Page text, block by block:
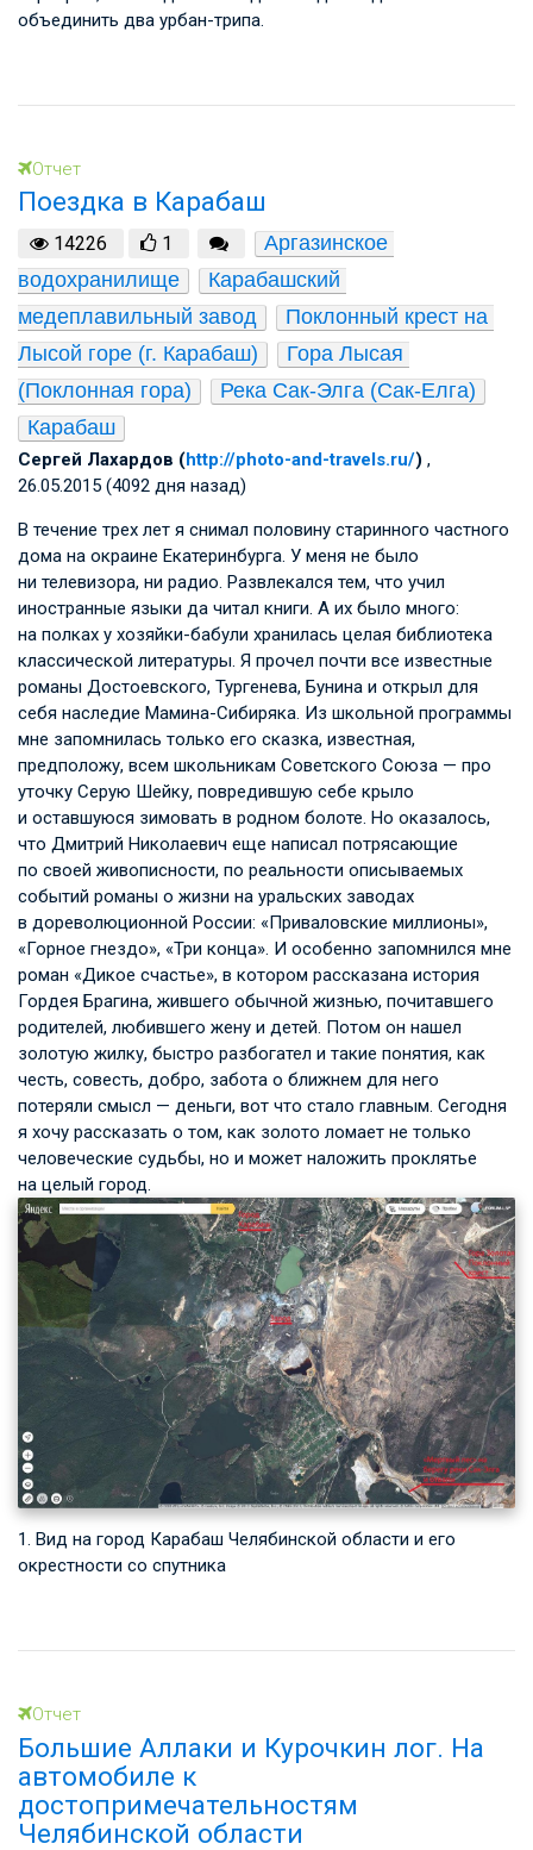
объединить два урбан-трипа.
Отчет
Поездка в Карабаш
14226 1
Аргазинское
водохранилище
Карабашский
медеплавильный завод
Поклонный крест на
Лысой горе (г. Карабаш)
Гора Лысая
(Поклонная гора)
Река Сак-Элга (Сак-Елга)
Карабаш
Сергей Лахардов (http://photo-and-travels.ru/) ,
26.05.2015 (4092 дня назад)
В течение трех лет я снимал половину старинного частного
дома на окраине Екатеринбурга. У меня не было
ни телевизора, ни радио. Развлекался тем, что учил
иностранные языки да читал книги. А их было много:
на полках у хозяйки-бабули хранилась целая библиотека
классической литературы. Я прочел почти все известные
романы Достоевского, Тургенева, Бунина и открыл для
себя наследие Мамина-Сибиряка. Из школьной программы
мне запомнилась только его сказка, известная,
предположу, всем школьникам Советского Союза — про
уточку Серую Шейку, повредившую себе крыло
и оставшуюся зимовать в родном болоте. Но оказалось,
что Дмитрий Николаевич еще написал потрясающие
по своей живописности, по реальности описываемых
событий романы о жизни на уральских заводах
в дореволюционной России: «Приваловские миллионы»,
«Горное гнездо», «Три конца». И особенно запомнился мне
роман «Дикое счастье», в котором рассказана история
Гордея Брагина, жившего обычной жизнью, почитавшего
родителей, любившего жену и детей. Потом он нашел
золотую жилку, быстро разбогател и такие понятия, как
честь, совесть, добро, забота о ближнем для него
потеряли смысл — деньги, вот что стало главным. Сегодня
я хочу рассказать о том, как золото ломает не только
человеческие судьбы, но и может наложить проклятье
на целый город.
1. Вид на город Карабаш Челябинской области и его
окрестности со спутника
Отчет
Большие Аллаки и Курочкин лог. На
автомобиле к
достопримечательностям
Челябинской области